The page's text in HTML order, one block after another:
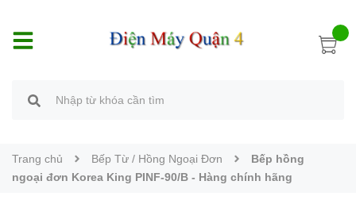
Trang chủ Bếp Từ / Hồng Ngoại Đơn
Bếp hồng
ngoại đơn Korea King PINF-90/B - Hàng chính hãng